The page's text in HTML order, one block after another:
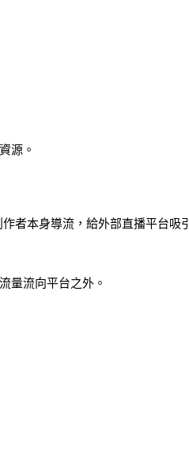
源。
本身導流，給外部直播平台吸
量流向平台之外。